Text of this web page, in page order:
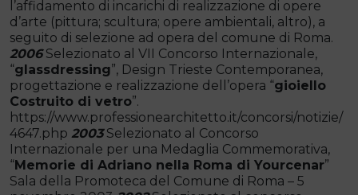
l’affidamento di incarichi di realizzazione di opere
d’arte (pittura; scultura; opere ambientali, altro), a
seguito di selezione ad opera del comune di Roma.
2006 Selezionato al VII Concorso Internazionale,
“glassdressing”, Design Trieste Contemporanea,
progettazione e realizzazione dell’opera “gioiello
Costruito di vetro”.
https://www.professionearchitetto.it/concorsi/notizie/
4647.php 2003 Selezionato al Concorso
Internazionale per una Medaglia Commemorativa,
“Memorie di Adriano nella Roma di Yourcenar”
Sala della Promoteca del Comune di Roma – 5